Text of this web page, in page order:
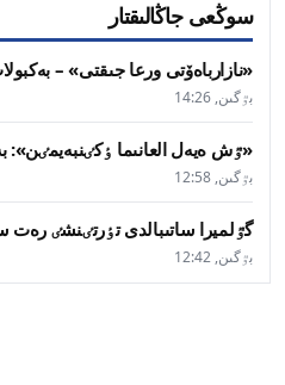
سوڭعى جاڭالىقتار
«نازارباەۆتى ورعا جىقتى» –
بٷگىن, 14:26
«ٷش ەيەل العانىما ٶكٸنبەيمٸن»:
بٷگىن, 12:58
گٷلميرا ساتىبالدى تٶرتٸنشٸ رەت
بٷگىن, 12:42